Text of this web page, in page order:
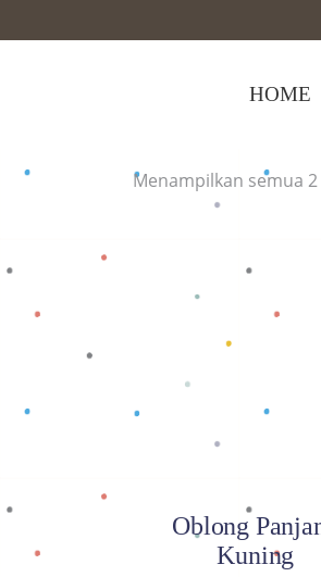
HOME
Home>Shop>
Menampilkan semua
Baca
Oblong
Kuning